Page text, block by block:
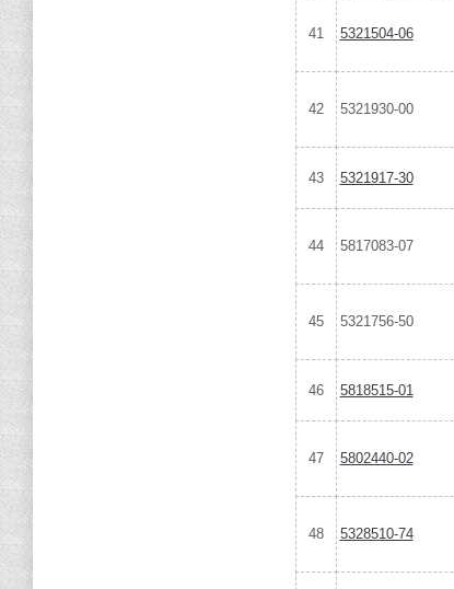
41 5321504-06
42 5321930-00
43 5321917-30
44 5817083-07
45 5321756-50
46 5818515-01
47 5802440-02
48 5328510-74